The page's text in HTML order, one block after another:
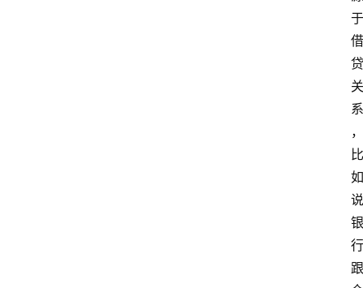
于
借
贷
关
系
，
比
如
说
银
行
跟